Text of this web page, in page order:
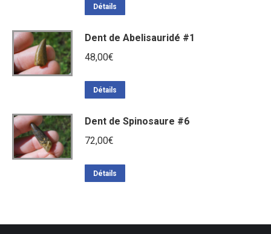
Détails
Dent de Abelisauridé #1
48,00€
Détails
Dent de Spinosaure #6
72,00€
Détails